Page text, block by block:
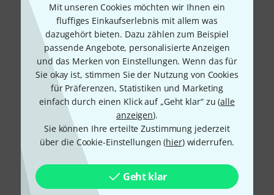
Mit unseren Cookies möchten wir Ihnen ein
fluffiges Einkaufserlebnis mit allem was
dazugehört bieten. Dazu zählen zum Beispiel
passende Angebote, personalisierte Anzeigen
und das Merken von Einstellungen. Wenn das für
Sie okay ist, stimmen Sie der Nutzung von Cookies
für Präferenzen, Statistiken und Marketing
einfach durch einen Klick auf „Geht klar“ zu (alle
anzeigen).
Sie können Ihre erteilte Zustimmung jederzeit
über die Cookie-Einstellungen (hier) widerrufen.
Geht klar